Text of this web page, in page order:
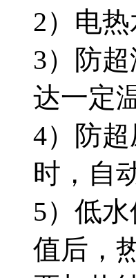
2）电
3）防
达一定
4）防
时，自
5）低
值后，